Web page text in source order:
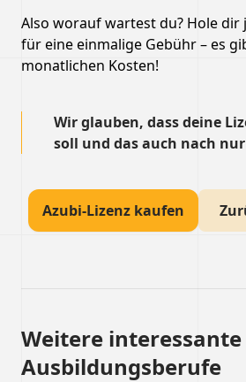
Also worauf wartest du? Hole dir
für eine einmalige Gebühr – es
monatlichen Kosten!
Wir glauben, dass deine
soll und das auch nach
Azubi-Lizenz kaufen
Weitere interessante
Ausbildungsberufe